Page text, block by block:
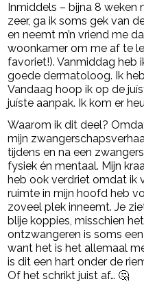
Inmiddels – bijna 8 weken
zeer, ga ik soms gek van
en neemt m’n vriend me
woonkamer om me af te
favoriet!). Vanmiddag heb
goede dermatoloog. Ik
Vandaag hoop ik op de
juíste aanpak. Ik kom er
Waarom ik dit deel?
mijn
tijdens en na een
fysiek én mentaal. Mijn
heb ook verdriet omdat ik
ruimte in mijn hoofd heb
zoveel plek inneemt. Je
blije koppies, misschien
ontzwangeren is soms
want het is het allemaal
is dit een hart onder de
Of het schrikt juist af… 🤔